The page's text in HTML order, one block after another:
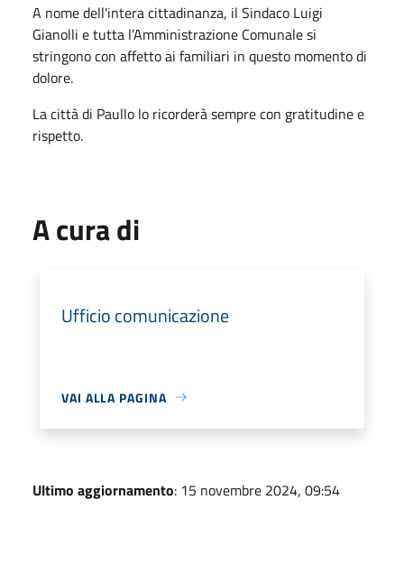
A nome dell'intera cittadinanza, il Sindaco Luigi
Gianolli e tutta l’Amministrazione Comunale si
stringono con affetto ai familiari in questo momento di
dolore.
La città di Paullo lo ricorderà sempre con gratitudine e
rispetto.
A cura di
Ufficio comunicazione
VAI ALLA PAGINA
Ultimo aggiornamento: 15 novembre 2024, 09:54